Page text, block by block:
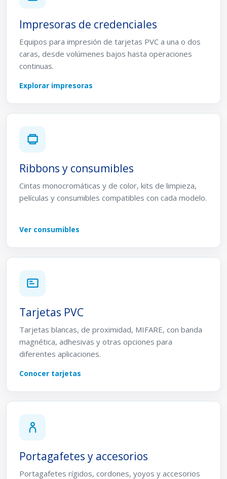
Impresoras de credenciales
Equipos para impresión de tarjetas PVC a una o dos
caras, desde volúmenes bajos hasta operaciones
continuas.
Explorar impresoras
Ribbons y consumibles
Cintas monocromáticas y de color, kits de limpieza,
películas y consumibles compatibles con cada modelo.
Ver consumibles
Tarjetas PVC
Tarjetas blancas, de proximidad, MIFARE, con banda
magnética, adhesivas y otras opciones para
diferentes aplicaciones.
Conocer tarjetas
Portagafetes y accesorios
Portagafetes rígidos, cordones, yoyos y accesorios